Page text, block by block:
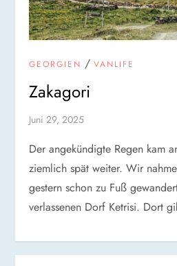
GEORGIEN /VANLIFE
Zakagori
Juni 29, 2025
Der angekündigte Regen kam
ziemlich spät weiter. Wir
gestern schon zu Fuß
verlassenen Dorf Ketrisi. Dort